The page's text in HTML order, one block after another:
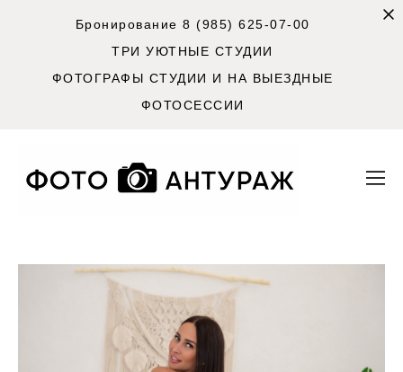
Бронирование 8 (985) 625-07-00
ТРИ УЮТНЫЕ СТУДИИ
ФОТОГРАФЫ СТУДИИ И НА ВЫЕЗДНЫЕ
ФОТОСЕССИИ